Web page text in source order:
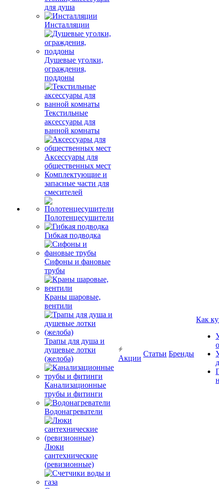
для душа
Инсталляции
Душевые уголки,
ограждения,
поддоны
Текстильные
аксессуары для
ванной комнаты
Аксессуары для
общественных мест
Комплектующие и
запасные части для
смесителей
Полотенцесушители
Гибкая подводка
Сифоны и фановые
трубы
Краны шаровые,
вентили
Трапы для душа и
душевые лотки
(желоба)
Канализационные
трубы и фитинги
Водонагреватели
Люки
сантехнические
(ревизионные)
Акции
Статьи Бренды
Как